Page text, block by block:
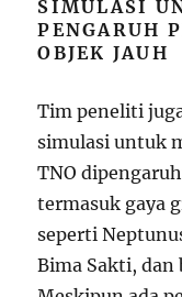
SIMULASI
PENGARUH
OBJEK JAUH
Tim peneliti
simulasi untuk
TNO
termasuk gaya
seperti
Bima Sakti,